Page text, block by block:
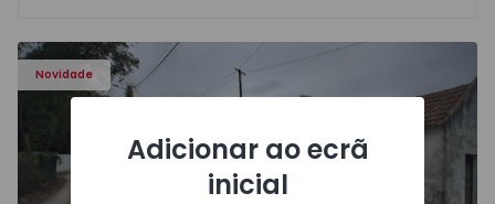
Novidade
Apartamento T3 Salvaterra de Magos, Marinhais -
Adicionar ao ecrã
inicial